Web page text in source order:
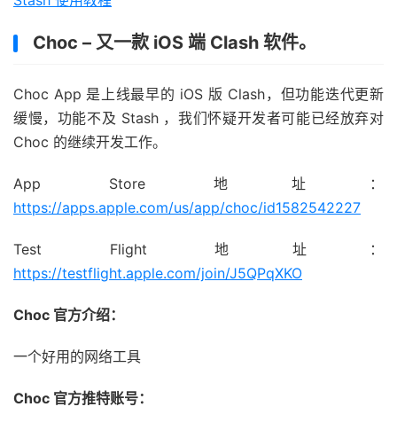
Choc – 又一款 iOS 端 Clash 软件。
Choc App 是上线最早的 iOS 版 Clash，但功能迭代更新
缓慢，功能不及 Stash ，我们怀疑开发者可能已经放弃对
Choc 的继续开发工作。
App Store 地址：
https://apps.apple.com/us/app/choc/id1582542227
Test Flight 地址：
https://testflight.apple.com/join/J5QPqXKO
Choc 官方介绍：
一个好用的网络工具
Choc 官方推特账号：